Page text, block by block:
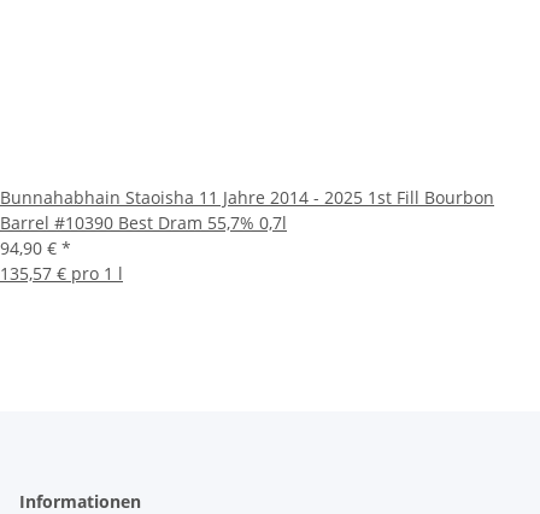
Bunnahabhain Staoisha 11 Jahre 2014 - 2025 1st Fill Bourbon
Barrel #10390 Best Dram 55,7% 0,7l
94,90 € *
135,57 € pro 1 l
Informationen